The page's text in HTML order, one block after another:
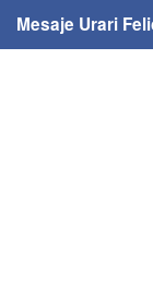
Mesaje Urari